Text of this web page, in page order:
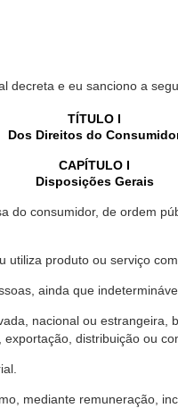
decreta e eu sanciono a
TÍTULO I
Dos Direitos do
CAPÍTULO I
Disposições Gerais
consumidor, de ordem
produto ou serviço
ainda que
nacional ou
distribuição ou
mediante remuneração,